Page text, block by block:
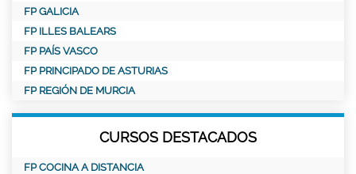
FP GALICIA
FP ILLES BALEARS
FP PAÍS VASCO
FP PRINCIPADO DE ASTURIAS
FP REGIÓN DE MURCIA
CURSOS DESTACADOS
FP COCINA A DISTANCIA